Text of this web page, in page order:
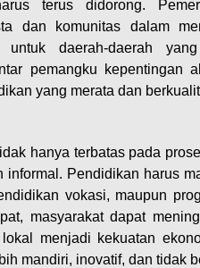
terus didorong.
dan komunitas dalam
untuk daerah-daerah
pemangku kepentingan
yang merata dan
hanya terbatas pada
informal. Pendidikan harus
vokasi, maupun
masyarakat dapat
menjadi kekuatan
mandiri, inovatif, dan tidak